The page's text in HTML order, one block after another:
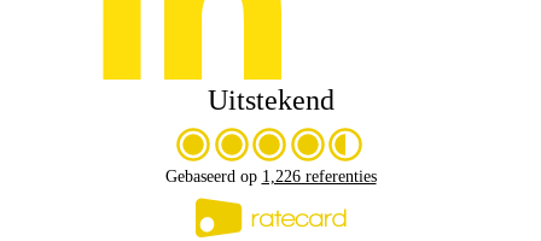
Uitstekend
Gebaseerd op 1,226 referenties